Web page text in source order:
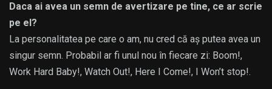
Daca ai avea un semn de avertizare pe tine, ce ar scrie
pe el?
La personalitatea pe care o am, nu cred că aș putea avea un
singur semn. Probabil ar fi unul nou în fiecare zi: Boom!,
Work Hard Baby!, Watch Out!, Here I Come!, I Won’t stop!.